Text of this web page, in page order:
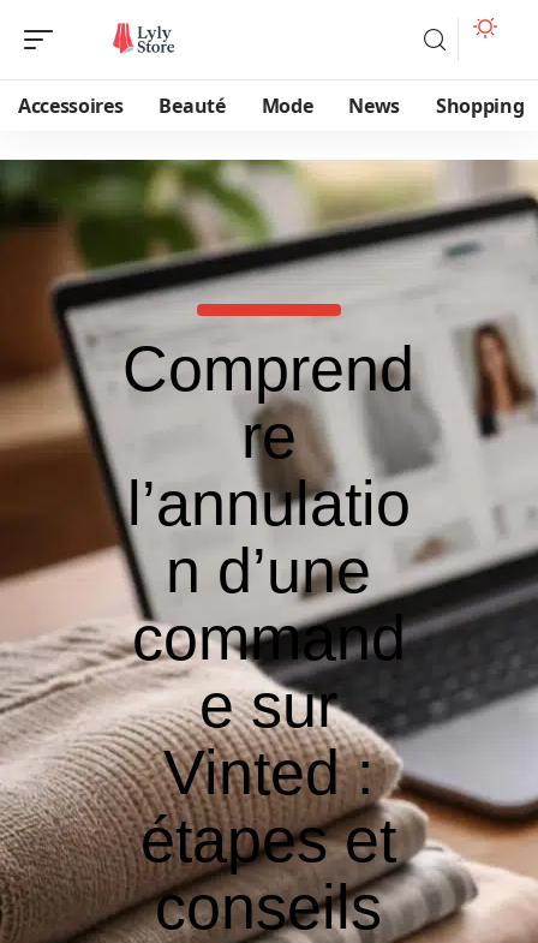
Accessoires Beauté Mode News Shopping
Comprend
re
l’annulatio
n d’une
command
e sur
Vinted :
étapes et
conseils